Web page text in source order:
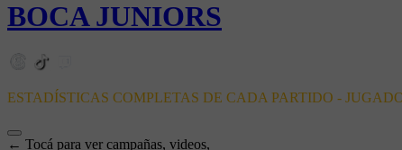
BOCA JUNIORS
ESTADÍSTICAS COMPLETAS DE CADA PARTIDO -
← Tocá para ver campañas, videos,